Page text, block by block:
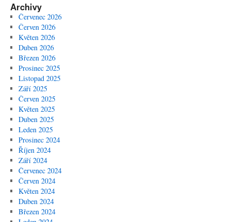
Archivy
Červenec 2026
Červen 2026
Květen 2026
Duben 2026
Březen 2026
Prosinec 2025
Listopad 2025
Září 2025
Červen 2025
Květen 2025
Duben 2025
Leden 2025
Prosinec 2024
Říjen 2024
Září 2024
Červenec 2024
Červen 2024
Květen 2024
Duben 2024
Březen 2024